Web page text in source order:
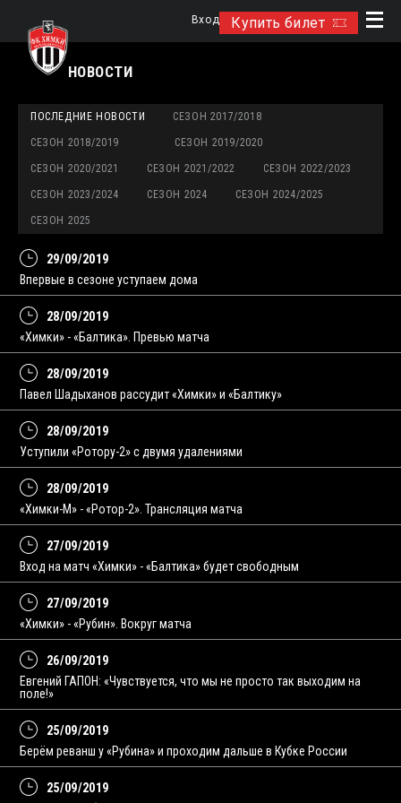
Купить билет
Вход
НОВОСТИ
ПОСЛЕДНИЕ НОВОСТИ СЕЗОН 2017/2018
СЕЗОН 2018/2019 СЕЗОН 2019/2020
СЕЗОН 2020/2021 СЕЗОН 2021/2022 СЕЗОН 2022/2023
СЕЗОН 2023/2024 СЕЗОН 2024 СЕЗОН 2024/2025
СЕЗОН 2025
29/09/2019
Впервые в сезоне уступаем дома
28/09/2019
«Химки» - «Балтика». Превью матча
28/09/2019
Павел Шадыханов рассудит «Химки» и «Балтику»
28/09/2019
Уступили «Ротору-2» с двумя удалениями
28/09/2019
«Химки-М» - «Ротор-2». Трансляция матча
27/09/2019
Вход на матч «Химки» - «Балтика» будет свободным
27/09/2019
«Химки» - «Рубин». Вокруг матча
26/09/2019
Евгений ГАПОН: «Чувствуется, что мы не просто так выходим на
поле!»
25/09/2019
Берём реванш у «Рубина» и проходим дальше в Кубке России
25/09/2019